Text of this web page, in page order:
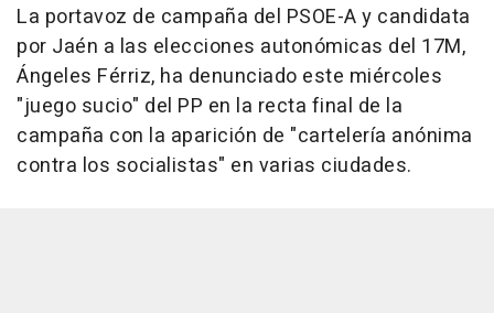
La portavoz de campaña del PSOE-A y candidata
por Jaén a las elecciones autonómicas del 17M,
Ángeles Férriz, ha denunciado este miércoles
"juego sucio" del PP en la recta final de la
campaña con la aparición de "cartelería anónima
contra los socialistas" en varias ciudades.